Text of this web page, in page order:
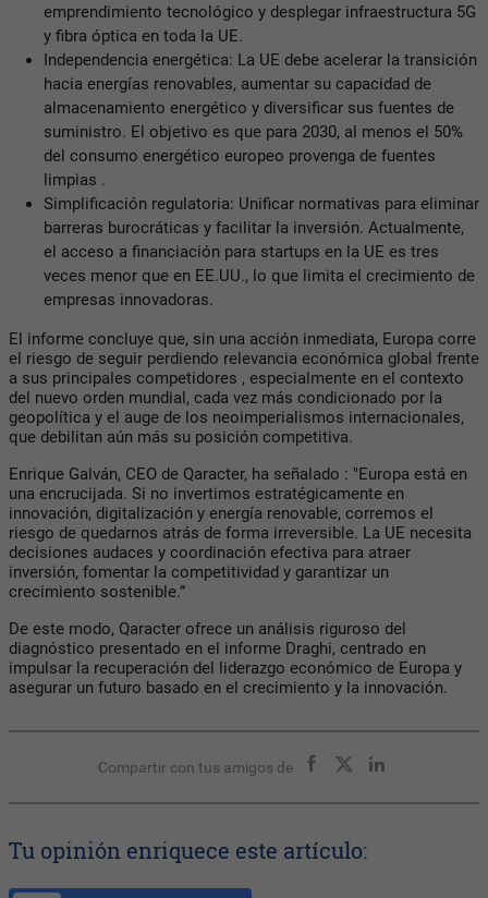
emprendimiento tecnológico y desplegar infraestructura 5G
y fibra óptica en toda la UE.
Independencia energética: La UE debe acelerar la transición
hacia energías renovables, aumentar su capacidad de
almacenamiento energético y diversificar sus fuentes de
suministro. El objetivo es que para 2030, al menos el 50%
del consumo energético europeo provenga de fuentes
limpias .
Simplificación regulatoria: Unificar normativas para eliminar
barreras burocráticas y facilitar la inversión. Actualmente,
el acceso a financiación para startups en la UE es tres
veces menor que en EE.UU., lo que limita el crecimiento de
empresas innovadoras.
El informe concluye que, sin una acción inmediata, Europa corre
el riesgo de seguir perdiendo relevancia económica global frente
a sus principales competidores , especialmente en el contexto
del nuevo orden mundial, cada vez más condicionado por la
geopolítica y el auge de los neoimperialismos internacionales,
que debilitan aún más su posición competitiva.
Enrique Galván, CEO de Qaracter, ha señalado : "Europa está en
una encrucijada. Si no invertimos estratégicamente en
innovación, digitalización y energía renovable, corremos el
riesgo de quedarnos atrás de forma irreversible. La UE necesita
decisiones audaces y coordinación efectiva para atraer
inversión, fomentar la competitividad y garantizar un
crecimiento sostenible.”
De este modo, Qaracter ofrece un análisis riguroso del
diagnóstico presentado en el informe Draghi, centrado en
impulsar la recuperación del liderazgo económico de Europa y
asegurar un futuro basado en el crecimiento y la innovación.
Compartir con tus amigos de
Tu opinión enriquece este artículo: